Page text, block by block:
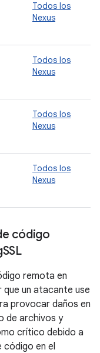
Todos los
Nexus
Todos los
Nexus
Todos los
Nexus
Todos los
Nexus
código
SSL
remota en
que un atacante use
provocar daños en
de archivos y
crítico debido a
código en el